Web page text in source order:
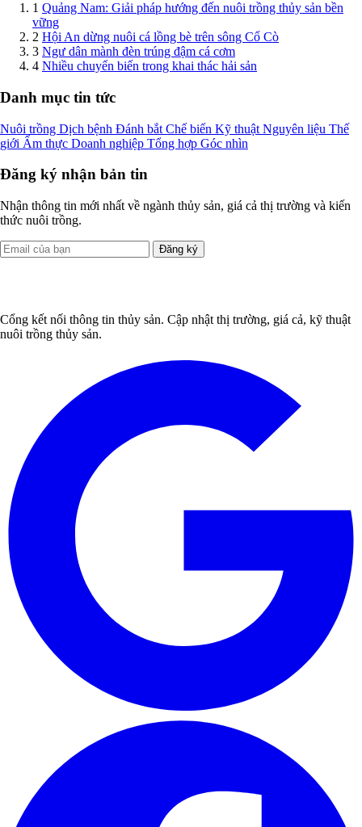
1 Quảng Nam: Giải pháp hướng đến nuôi trồng thủy sản bền
vững
2 Hội An dừng nuôi cá lồng bè trên sông Cổ Cò
3 Ngư dân mành đèn trúng đậm cá cơm
4 Nhiều chuyển biến trong khai thác hải sản
Danh mục tin tức
Nuôi trồng Dịch bệnh Đánh bắt Chế biến Kỹ thuật Nguyên liệu Thế
giới Ẩm thực Doanh nghiệp Tổng hợp Góc nhìn
Đăng ký nhận bản tin
Nhận thông tin mới nhất về ngành thủy sản, giá cả thị trường và kiến
thức nuôi trồng.
Đăng ký
Cổng kết nối thông tin thủy sản. Cập nhật thị trường, giá cả, kỹ thuật
nuôi trồng thủy sản.